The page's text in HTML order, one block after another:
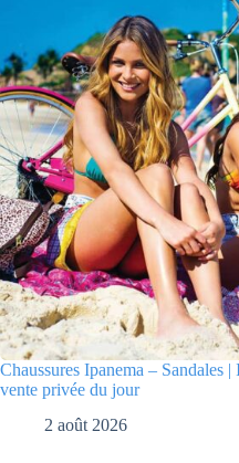
Chaussures Ipanema – Sandales
vente privée du jour
2 août 2026